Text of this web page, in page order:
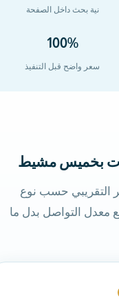
نية بحث داخل الصفحة
100%
سعر واضح قبل التنفيذ
بخميس مشيط
التقريبي حسب نوع
معدل التواصل بدل ما